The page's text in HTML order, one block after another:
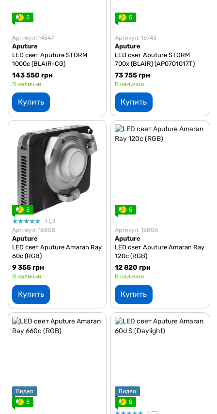
5
Артикул: 14547
Aputure
LED свет Aputure STORM
1000c (BLAIR-CG)
143 550 грн
В наличии
Купить
5
Артикул: 16743
Aputure
LED свет Aputure STORM
700x (BLAIR) (AP0701017T)
73 755 грн
В наличии
Купить
5
1
Артикул: 16805
Aputure
LED свет Aputure Amaran Ray
60c (RGB)
9 355 грн
В наличии
Купить
5
Артикул: 16806
Aputure
LED свет Aputure Amaran Ray
120c (RGB)
12 820 грн
В наличии
Купить
Видео
5
Видео
5